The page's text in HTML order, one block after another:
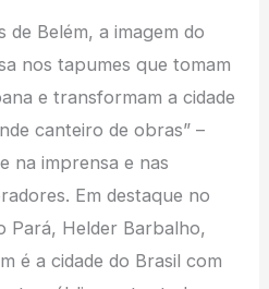
Belém, a imagem do
nos tapumes que tomam
e transformam a cidade
canteiro de obras” –
na imprensa e nas
Em destaque no
Pará, Helder Barbalho,
é a cidade do Brasil com